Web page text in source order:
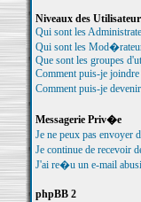
Niveaux des
Qui sont les
Qui sont les
Que sont les groupes
Comment puis-je
Comment puis-je
Messagerie Priv�e
Je ne peux pas envoyer
Je continue de
J'ai re�u un e-mail
phpBB 2